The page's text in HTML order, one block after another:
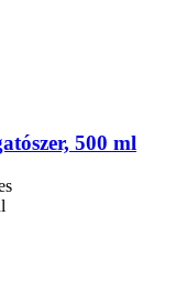
500 ml